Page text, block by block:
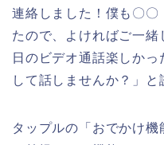
連絡しました！僕も〇〇
たので、よければご一
日のビデオ通話楽しか
して話しませんか？」と
タップルの「おでかけ